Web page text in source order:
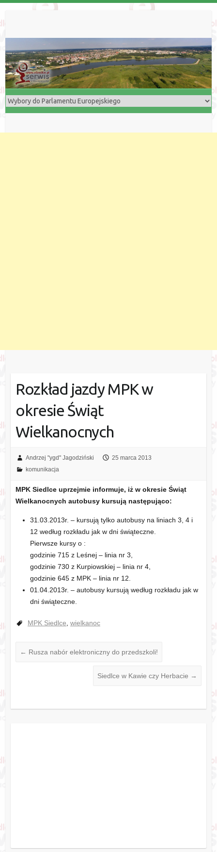
Rozkład jazdy MPK w
okresie Świąt
Wielkanocnych
Andrzej "ygd" Jagodziński
25 marca 2013
komunikacja
MPK Siedlce uprzejmie informuje, iż w okresie Świąt
Wielkanocnych autobusy kursują następująco:
31.03.2013r. – kursują tylko autobusy na liniach 3, 4 i
12 według rozkładu jak w dni świąteczne.
Pierwsze kursy o :
godzinie 715 z Leśnej – linia nr 3,
godzinie 730 z Kurpiowskiej – linia nr 4,
godzinie 645 z MPK – linia nr 12.
01.04.2013r. – autobusy kursują według rozkładu jak w
dni świąteczne.
MPK Siedlce, wielkanoc
← Rusza nabór elektroniczny do przedszkoli!
Siedlce w Kawie czy Herbacie →